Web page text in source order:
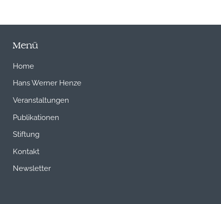
Menü
Home
Hans Werner Henze
Veranstaltungen
Publikationen
Stiftung
Kontakt
Newsletter